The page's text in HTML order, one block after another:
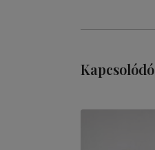
Kapcsolódó